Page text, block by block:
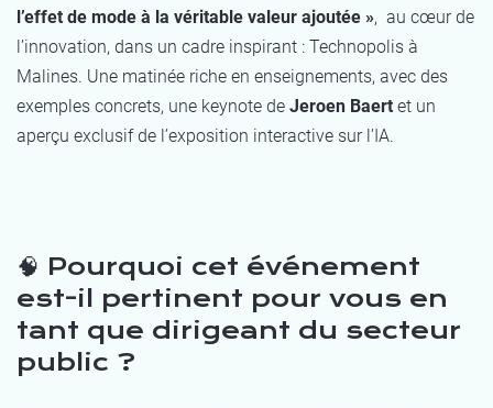
l’effet de mode à la véritable valeur ajoutée », au cœur de
l’innovation, dans un cadre inspirant : Technopolis à
Malines. Une matinée riche en enseignements, avec des
exemples concrets, une keynote de Jeroen Baert et un
aperçu exclusif de l’exposition interactive sur l’IA.
🧠 Pourquoi cet événement
est-il pertinent pour vous en
tant que dirigeant du secteur
public ?